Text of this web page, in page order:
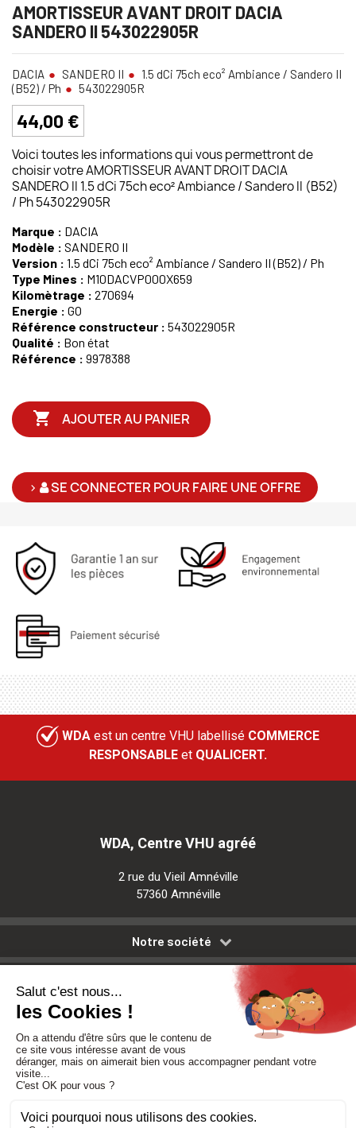
AMORTISSEUR AVANT DROIT DACIA
SANDERO II 543022905R
DACIA SANDERO II
1.5 dCi 75ch eco² Ambiance / Sandero II
(B52) / Ph
543022905R
44,00 €
Voici toutes les informations qui vous permettront de
choisir votre AMORTISSEUR AVANT DROIT DACIA
SANDERO II 1.5 dCi 75ch eco² Ambiance / Sandero II (B52)
/ Ph 543022905R
Marque : DACIA
Modèle : SANDERO II
Version : 1.5 dCi 75ch eco² Ambiance / Sandero II (B52) / Ph
Type Mines : M10DACVP000X659
Kilomètrage : 270694
Energie : GO
Référence constructeur : 543022905R
Qualité : Bon état
Référence : 9978388
 AJOUTER AU PANIER
> SE CONNECTER POUR FAIRE UNE OFFRE
WDA est un centre VHU labellisé COMMERCE
RESPONSABLE et QUALICERT.
WDA, Centre VHU agréé
2 rue du Vieil Amnéville
57360 Amnéville
Notre société